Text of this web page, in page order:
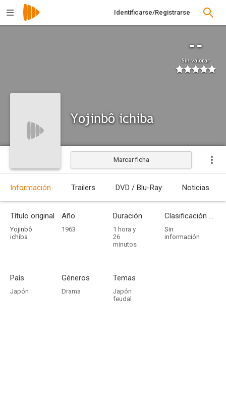
Identificarse/Registrarse
--
Sin valorar
Yojinbô ichiba
Marcar ficha
Información Trailers DVD / Blu-Ray Noticias
Título original
Yojinbô
ichiba
Año
1963
Duración
1 hora y
26
minutos
Clasificación por edades
Sin
información
País
Japón
Géneros
Drama
Temas
Japón
feudal